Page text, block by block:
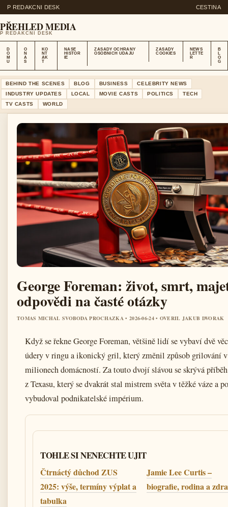
P REDAKCNI DESK CESTINA
PŘEHLED MEDIA
P REDAKCNI DESK
D
O
M
U
O
N
A
S
KO
NT
AK
T
NASE
HISTOR
IE
ZASADY OCHRANY
OSOBNICH UDAJU
ZASADY
COOKIES
NEWS
LETTE
R
B
L
O
G
BEHIND THE SCENES BLOG BUSINESS
CELEBRITY NEWS
INDUSTRY UPDATES
LOCAL MOVIE CASTS POLITICS
TECH
TV CASTS
WORLD
George Foreman: život, smrt,
odpovědi na časté otázky
TOMAS MICHAL SVOBODA PROCHAZKA • 2026-06-24 • OVERIL JAKUB DVORAK
Když se řekne George Foreman, většině lidí se vybaví dvě
údery v ringu a ikonický gril, který změnil způsob grilování v
milionech domácností. Za touto dvojí slávou se skrývá
z Texasu, který se dvakrát stal mistrem světa v těžké váze a
vybudoval podnikatelské impérium.
TOHLE SI NENECHTE UJIT
Čtrnáctý důchod ZUS
2025: výše, termíny výplat a
tabulka
Jamie Lee Curtis –
biografie, rodina a